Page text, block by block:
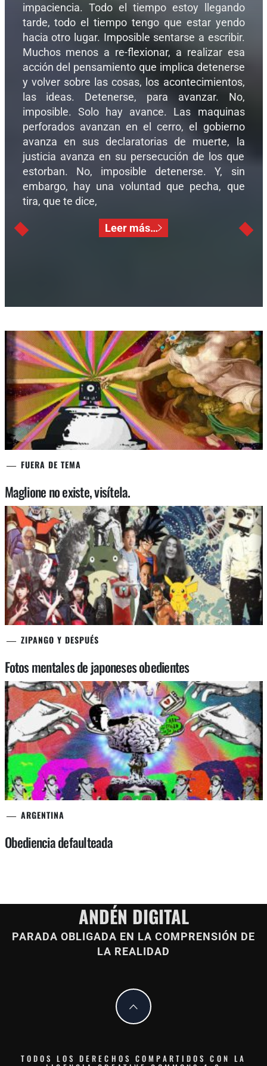
impaciencia. Todo el tiempo estoy llegando
tarde, todo el tiempo tengo que estar yendo
hacia otro lugar. Imposible sentarse a escribir.
Muchos menos a re-flexionar, a realizar esa
acción del pensamiento que implica detenerse
y volver sobre las cosas, los acontecimientos,
las ideas. Detenerse, para avanzar. No,
imposible. Solo hay avance. Las maquinas
perforados avanzan en el cerro, el gobierno
avanza en sus declaratorias de muerte, la
justicia avanza en su persecución de los que
estorban. No, imposible detenerse. Y, sin
embargo, hay una voluntad que pecha, que
tira, que te dice,
Leer más…
FUERA DE TEMA
Maglione no existe, visítela.
ZIPANGO Y DESPUÉS
Fotos mentales de japoneses obedientes
ARGENTINA
Obediencia defaulteada
ANDÉN DIGITAL
PARADA OBLIGADA EN LA COMPRENSIÓN DE
LA REALIDAD
TODOS LOS DERECHOS COMPARTIDOS CON LA